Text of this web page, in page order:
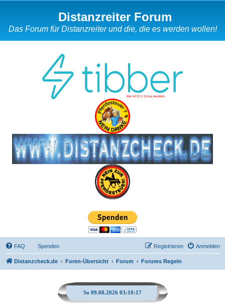
Distanzreiter Forum
Das Forum für Distanzreiter und die, die es werden wollen!
FAQ Spenden Anmelden
Registrieren
Distanzcheck.de Foren-Übersicht Forum Forums Regeln
So 09.08.2026 03:10:17